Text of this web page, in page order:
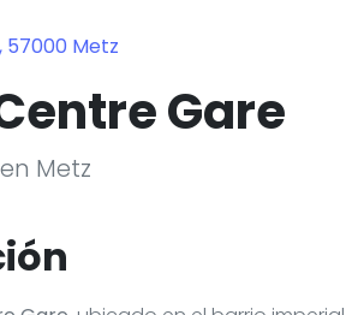
57000 Metz
Gare
Metz